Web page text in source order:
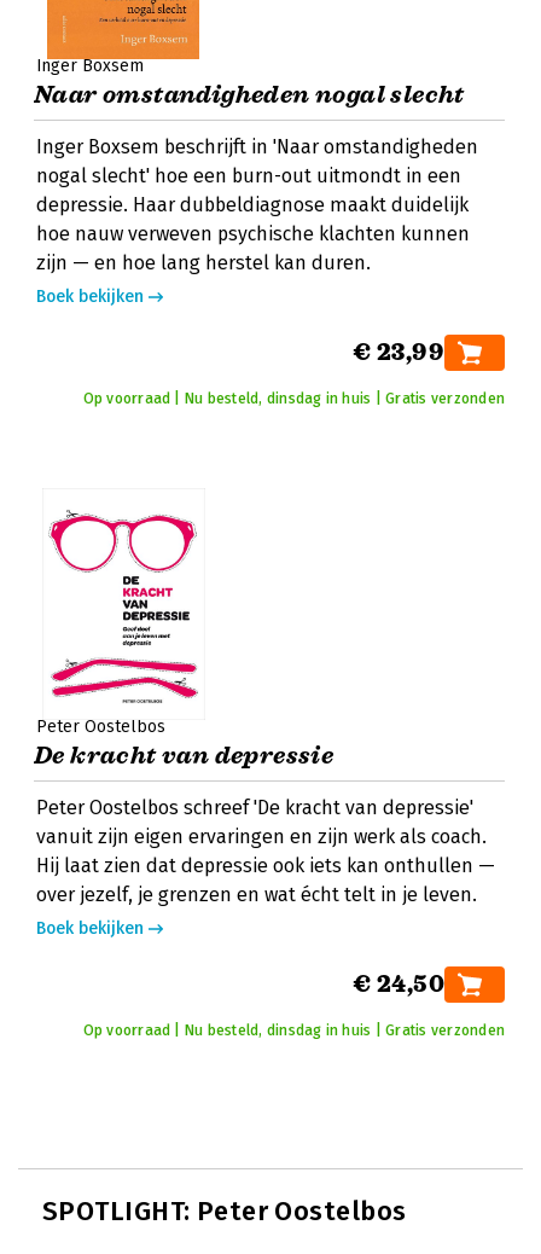
Inger Boxsem
Naar omstandigheden nogal slecht
Inger Boxsem beschrijft in 'Naar omstandigheden
nogal slecht' hoe een burn-out uitmondt in een
depressie. Haar dubbeldiagnose maakt duidelijk
hoe nauw verweven psychische klachten kunnen
zijn — en hoe lang herstel kan duren.
Boek bekijken
€ 23,99
Op voorraad | Nu besteld, dinsdag in huis | Gratis verzonden
Peter Oostelbos
De kracht van depressie
Peter Oostelbos schreef 'De kracht van depressie'
vanuit zijn eigen ervaringen en zijn werk als coach.
Hij laat zien dat depressie ook iets kan onthullen —
over jezelf, je grenzen en wat écht telt in je leven.
Boek bekijken
€ 24,50
Op voorraad | Nu besteld, dinsdag in huis | Gratis verzonden
SPOTLIGHT: Peter Oostelbos